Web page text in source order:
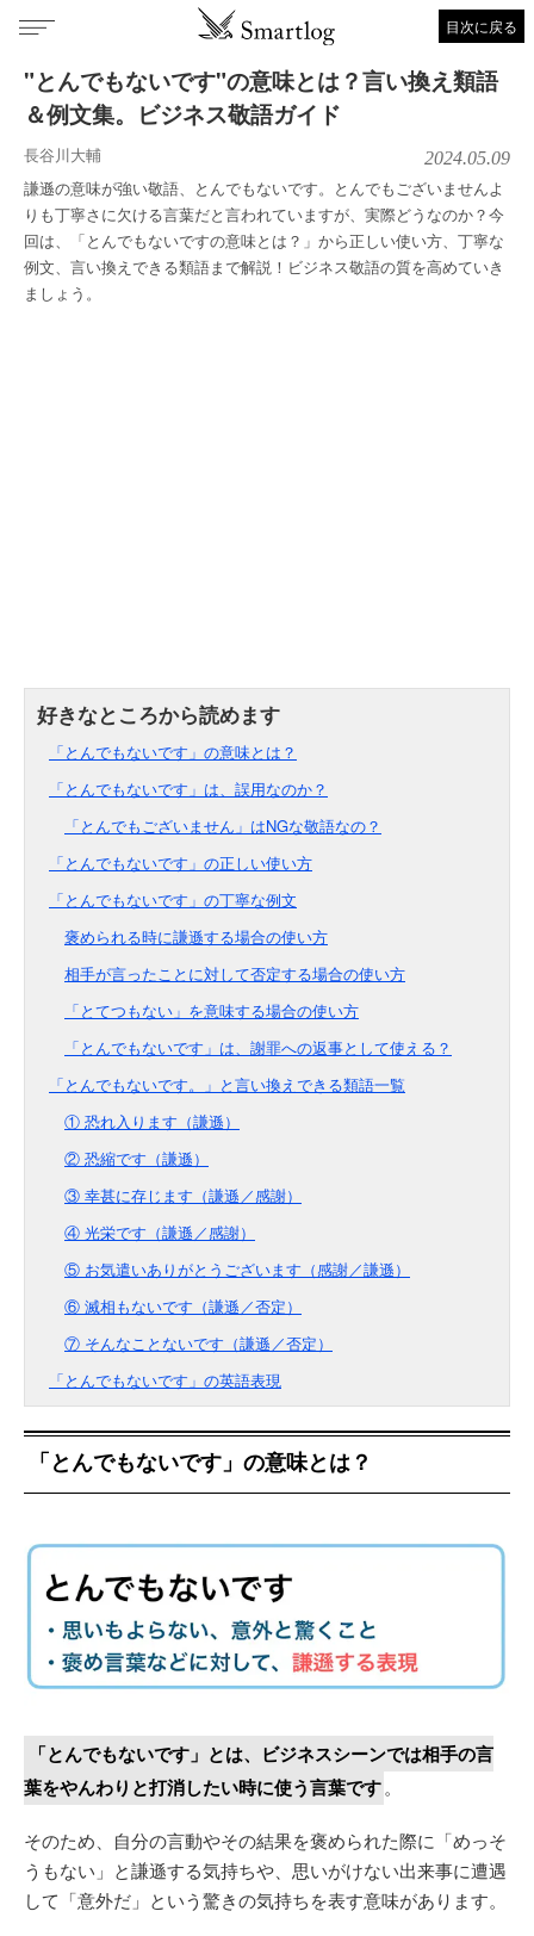
目次に戻る
"とんでもないです"の意味とは？言い換え類語
＆例文集。ビジネス敬語ガイド
長谷川大輔 2024.05.09
謙遜の意味が強い敬語、とんでもないです。とんでもございませんよ
りも丁寧さに欠ける言葉だと言われていますが、実際どうなのか？今
回は、「とんでもないですの意味とは？」から正しい使い方、丁寧な
例文、言い換えできる類語まで解説！ビジネス敬語の質を高めていき
ましょう。
「とんでもないです」の意味とは？
「とんでもないです」は、誤用なのか？
「とんでもございません」はNGな敬語なの？
「とんでもないです」の正しい使い方
「とんでもないです」の丁寧な例文
褒められる時に謙遜する場合の使い方
相手が言ったことに対して否定する場合の使い方
「とてつもない」を意味する場合の使い方
「とんでもないです」は、謝罪への返事として使える？
「とんでもないです。」と言い換えできる類語一覧
① 恐れ入ります（謙遜）
② 恐縮です（謙遜）
③ 幸甚に存じます（謙遜／感謝）
④ 光栄です（謙遜／感謝）
⑤ お気遣いありがとうございます（感謝／謙遜）
⑥ 滅相もないです（謙遜／否定）
⑦ そんなことないです（謙遜／否定）
「とんでもないです」の英語表現
「とんでもないです」の意味とは？
「とんでもないです」とは、ビジネスシーンでは相手の言
葉をやんわりと打消したい時に使う言葉です。
そのため、自分の言動やその結果を褒められた際に「めっそ
うもない」と謙遜する気持ちや、思いがけない出来事に遭遇
して「意外だ」という驚きの気持ちを表す意味があります。